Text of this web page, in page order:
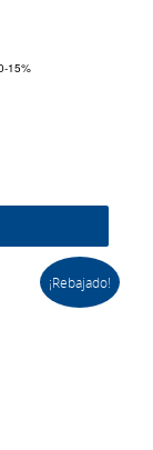
15%
¡Rebajado!